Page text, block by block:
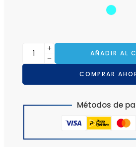
AÑADIR AL
COMPRAR
Métodos de